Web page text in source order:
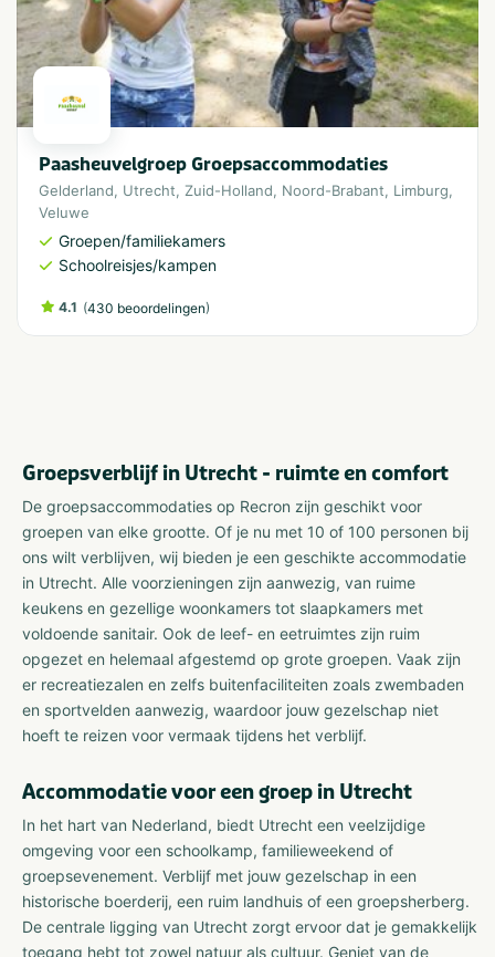
Paasheuvelgroep Groepsaccommodaties
Gelderland, Utrecht, Zuid-Holland, Noord-Brabant, Limburg,
Veluwe
Groepen/familiekamers
Schoolreisjes/kampen
4.1 (430 beoordelingen)
Groepsverblijf in Utrecht - ruimte en comfort
De groepsaccommodaties op Recron zijn geschikt voor
groepen van elke grootte. Of je nu met 10 of 100 personen bij
ons wilt verblijven, wij bieden je een geschikte accommodatie
in Utrecht. Alle voorzieningen zijn aanwezig, van ruime
keukens en gezellige woonkamers tot slaapkamers met
voldoende sanitair. Ook de leef- en eetruimtes zijn ruim
opgezet en helemaal afgestemd op grote groepen. Vaak zijn
er recreatiezalen en zelfs buitenfaciliteiten zoals zwembaden
en sportvelden aanwezig, waardoor jouw gezelschap niet
hoeft te reizen voor vermaak tijdens het verblijf.
Accommodatie voor een groep in Utrecht
In het hart van Nederland, biedt Utrecht een veelzijdige
omgeving voor een schoolkamp, familieweekend of
groepsevenement. Verblijf met jouw gezelschap in een
historische boerderij, een ruim landhuis of een groepsherberg.
De centrale ligging van Utrecht zorgt ervoor dat je gemakkelijk
toegang hebt tot zowel natuur als cultuur. Geniet van de